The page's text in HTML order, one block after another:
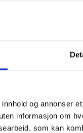
og annonser
informasjon om
som kan